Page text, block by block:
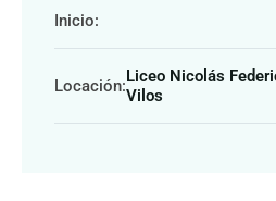
Inicio:
Locación:Liceo Nicolás
Vilos